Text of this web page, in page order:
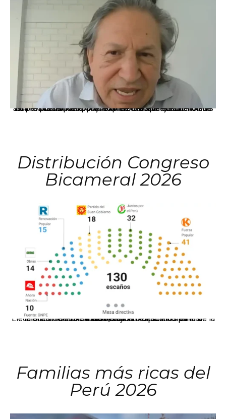
La presidenta Keiko Fujimori informó que la solicitud de indulto presentada por el expresidente Alejandro Toledo será evaluada por la Comisión de Gracias Presidenciales conforme al procedimiento establecido.
Distribución Congreso
Bicameral 2026
El JNE oficializó la distribución de escaños para la elección de 60 senadores y 130 diputados en las Elecciones Generales 2026, tras el restablecimiento de la Bicameralidad.
Familias más ricas del
Perú 2026